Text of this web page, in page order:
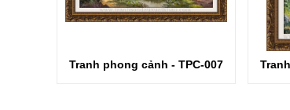
Tranh phong cảnh - TPC-007